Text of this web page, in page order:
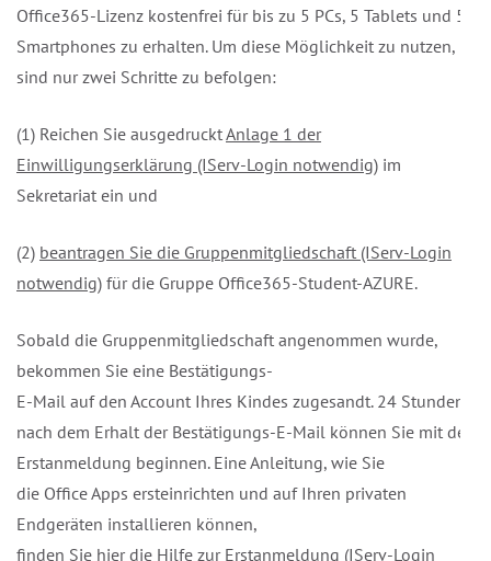
Office365-Lizenz kostenfrei für bis zu 5 PCs, 5 Tablets und 5
Smartphones zu erhalten. Um diese Möglichkeit zu nutzen,
sind nur zwei Schritte zu befolgen:
(1) Reichen Sie ausgedrucktAnlage 1 der
Einwilligungserklärung (IServ-Login notwendig) im
Sekretariat ein und
(2) beantragen Sie die Gruppenmitgliedschaft (IServ-Login
notwendig) für die Gruppe Office365-Student-AZURE.
Sobald die Gruppenmitgliedschaft angenommen wurde,
bekommen Sie eine Bestätigungs-
E-Mail auf den Account Ihres Kindes zugesandt. 24 Stunden
nach dem Erhalt der Bestätigungs-E-Mail können Sie mit der
Erstanmeldung beginnen. Eine Anleitung, wie Sie
die Office Apps ersteinrichten und auf Ihren privaten
Endgeräten installieren können,
finden Sie hier die Hilfe zur Erstanmeldung (IServ-Login